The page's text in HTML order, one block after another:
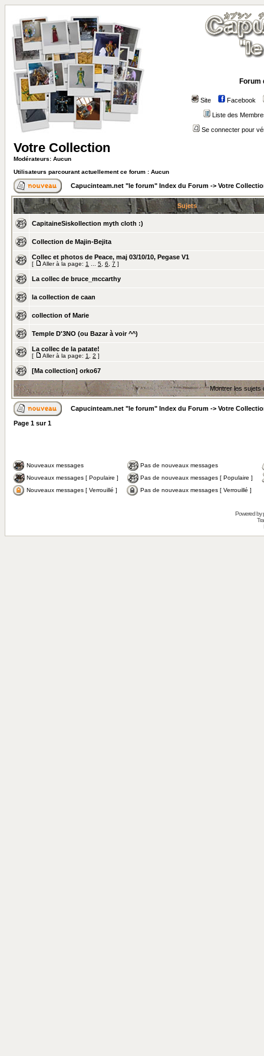
Forum
Site Facebook
Liste des
Se connecter pour
Votre Collection
Modérateurs: Aucun
Utilisateurs parcourant actuellement ce forum : Aucun
Capucinteam.net "le forum" Index du Forum -> Votre
Sujets
CapitaineSiskollection myth cloth :)
Collection de Majin-Bejita
Collec et photos de Peace, maj 03/10/10, Pegase V1
[ Aller à la page: 1 5 6 7 ]
La collec de bruce_mccarthy
la collection de caan
collection of Marie
Temple D'3NO (ou Bazar à voir ^^)
La collec de la patate!
[ Aller à la page: 1 2 ]
[Ma collection] orko67
Montrer les sujets
Capucinteam.net "le forum" Index du Forum -> Votre
Page 1 sur1
Nouveaux messages
Pas de nouveaux messages
Nouveaux messages [ Populaire ]
Pas de nouveaux messages [ Populaire ]
Nouveaux messages [ Verrouillé ]
Pas de nouveaux messages [ Verrouillé ]
Powered by